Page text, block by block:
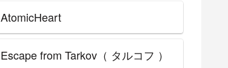
AtomicHeart
Escape from Tarkov（ タルコフ ）